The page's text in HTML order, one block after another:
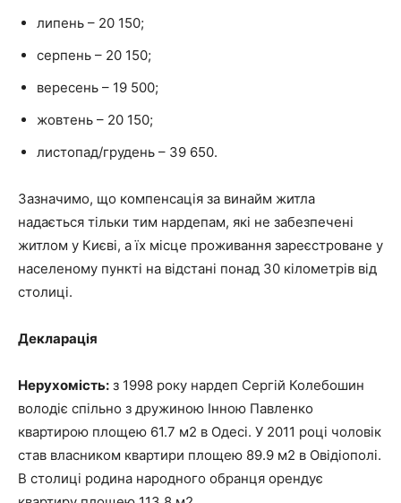
липень – 20 150;
серпень – 20 150;
вересень – 19 500;
жовтень – 20 150;
листопад/грудень – 39 650.
Зазначимо, що компенсація за винайм житла
надається тільки тим нардепам, які не забезпечені
житлом у Києві, а їх місце проживання зареєстроване у
населеному пункті на відстані понад 30 кілометрів від
столиці.
Декларація
Нерухомість: з 1998 року нардеп Сергій Колебошин
володіє спільно з дружиною Інною Павленко
квартирою площею 61.7 м2 в Одесі. У 2011 році чоловік
став власником квартири площею 89.9 м2 в Овідіополі.
В столиці родина народного обранця орендує